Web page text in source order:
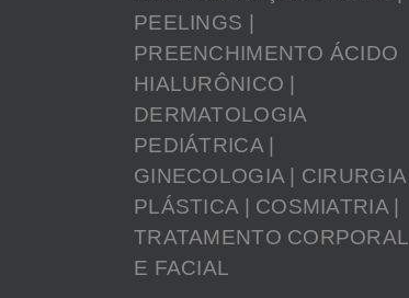
PEELINGS |
PREENCHIMENTO ÁCIDO
HIALURÔNICO |
DERMATOLOGIA
PEDIÁTRICA |
GINECOLOGIA | CIRURGIA
PLÁSTICA | COSMIATRIA |
TRATAMENTO CORPORAL
E FACIAL